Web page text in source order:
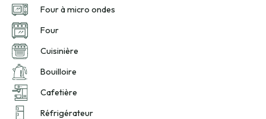
Four à micro ondes
Four
Cuisinière
Bouilloire
Cafetière
Réfrigérateur